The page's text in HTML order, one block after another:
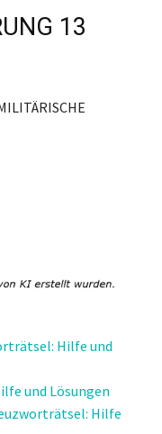
13
Hilfe und
und Lösungen
Hilfe